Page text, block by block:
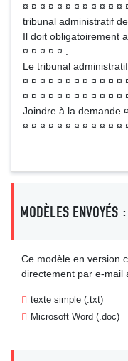
¤ ¤ ¤ ¤ ¤ ¤ ¤ ¤ ¤ ¤ ¤ ¤
tribunal administratif
Il doit obligatoirement
¤ ¤ ¤ ¤ ¤ .
Le tribunal
¤ ¤ ¤ ¤ ¤ ¤ ¤ ¤ ¤ ¤ ¤ ¤
¤ ¤ ¤ ¤ ¤ ¤ ¤ ¤ ¤ ¤ ¤ ¤
Joindre à la demande
¤ ¤ ¤ ¤ ¤ ¤ ¤ ¤ ¤ ¤ ¤ ¤
MODÈLES ENVOYÉS :
Ce modèle en version
directement par e-mail
texte simple (.txt)
Microsoft Word (.doc)